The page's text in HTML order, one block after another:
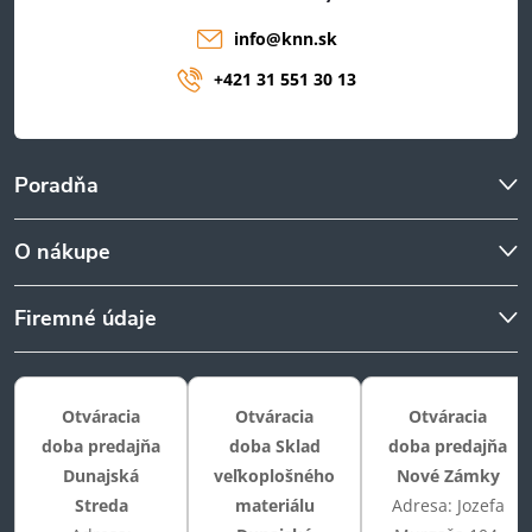
Poradňa
O nákupe
Firemné údaje
info@knn.sk
+421 31 551 30 13
Otváracia
doba predajňa
Dunajská
Streda
Otváracia
doba Sklad
veľkoplošného
materiálu
Otváracia
doba predajňa
Nové Zámky
Adresa: Jozefa